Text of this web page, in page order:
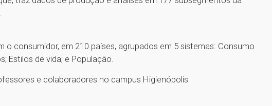
o consumidor, em 210 países, agrupados em 5 sistemas: Consumo
Estilos de vida; e População.
e colaboradores no campus Higienópolis